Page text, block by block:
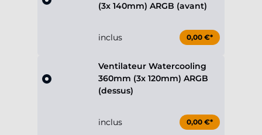
(3x 140mm) ARGB (avant)
inclus 0,00 €*
Ventilateur Watercooling
360mm (3x 120mm) ARGB
(dessus)
inclus 0,00 €*